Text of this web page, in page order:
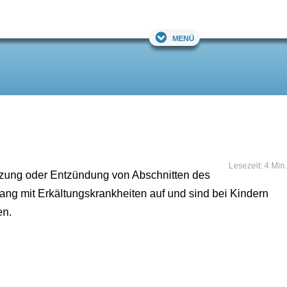
Menü
Lesezeit: 4 Min.
oder Entzündung von Abschnitten des
mit Erkältungskrankheiten auf und sind bei Kindern